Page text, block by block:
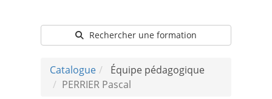
Rechercher une formation
Catalogue
Équipe pédagogique
PERRIER Pascal